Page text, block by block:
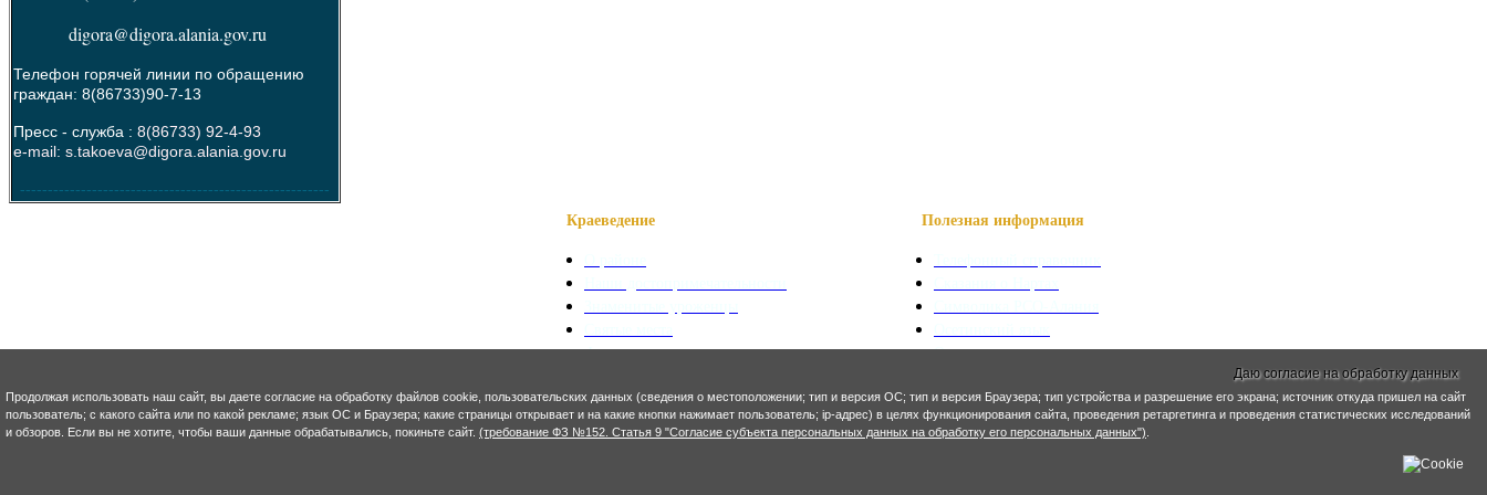
digora@digora.alania.gov.ru
Телефон горячей линии по обращению
граждан: 8(86733)90-7-13
Пресс - служба : 8(86733) 92-4-93
e-mail: s.takoeva@digora.alania.gov.ru
--------------------------------------------------------
Краеведение
Фотогалерея
Полезная информация
Осетинские имена
Экономика и финансы
Сельское хозяйство
Архитектура и ЖКХ
Генеральный план
Социальная сфера
Даю согласие на обработку данных
Продолжая использовать наш сайт, вы даете согласие на обработку файлов cookie, пользовательских данных (сведения о местоположении; тип и версия ОС; тип и версия Браузера; тип устройства и разрешение его экрана; источник откуда пришел на сайт
пользователь; с какого сайта или по какой рекламе; язык ОС и Браузера; какие страницы открывает и на какие кнопки нажимает пользователь; ip-адрес) в целях функционирования сайта, проведения ретаргетинга и проведения статистических исследований
и обзоров. Если вы не хотите, чтобы ваши данные обрабатывались, покиньте сайт. (требование ФЗ №152. Статья 9 "Согласие субъекта персональных данных на обработку его персональных данных")